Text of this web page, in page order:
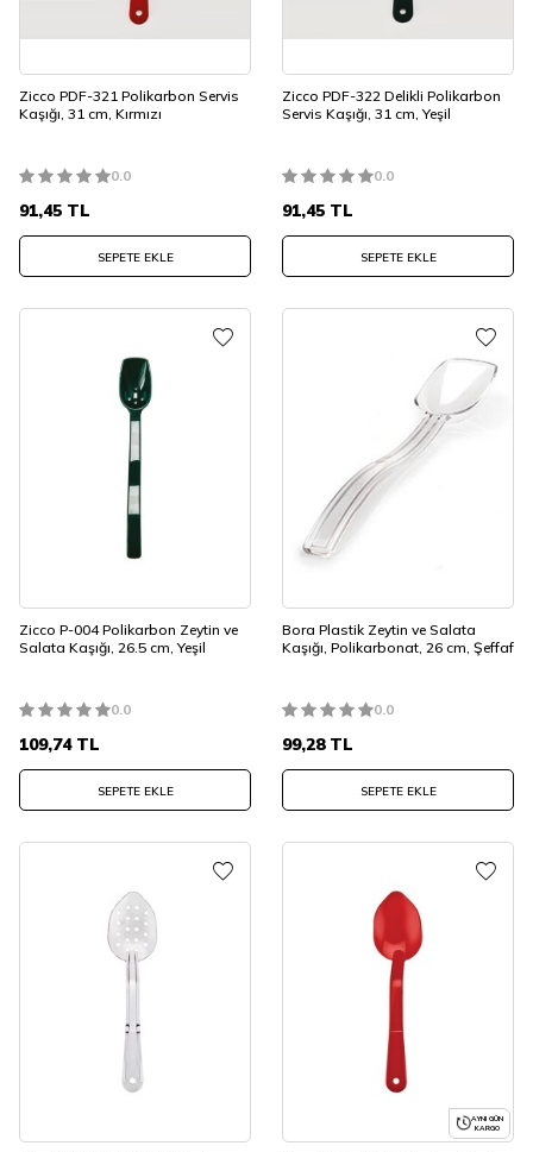
Zicco PDF-321 Polikarbon Servis
Kaşığı, 31 cm, Kırmızı
0.0
91,45 TL
SEPETE EKLE
Zicco PDF-322 Delikli Polikarbon
Servis Kaşığı, 31 cm, Yeşil
0.0
91,45 TL
SEPETE EKLE
Zicco P-004 Polikarbon Zeytin ve
Salata Kaşığı, 26.5 cm, Yeşil
0.0
109,74TL
SEPETE EKLE
Bora Plastik Zeytin ve Salata
Kaşığı, Polikarbonat, 26 cm, Şeffaf
0.0
99,28TL
SEPETE EKLE
AYNI GÜN
KARGO